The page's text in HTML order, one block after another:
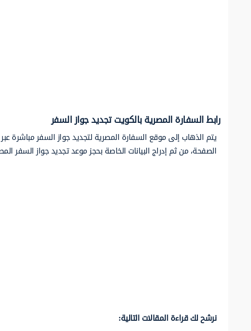
رابط السفارة المصرية بالكويت تجديد جواز السفر
يتم الذهاب إلى موقع السفارة المصرية لتجديد جواز السفر مباشرة عبر
الصفحة، من ثم إدراج البيانات الخاصة بحجز موعد تجديد جواز السفر
نرشح لك قراءة المقالات التالية: